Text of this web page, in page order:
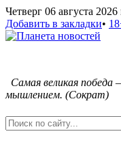
Четверг 06 августа 2026
Добавить в закладки•
Самая великая
мышлением. (Сократ)